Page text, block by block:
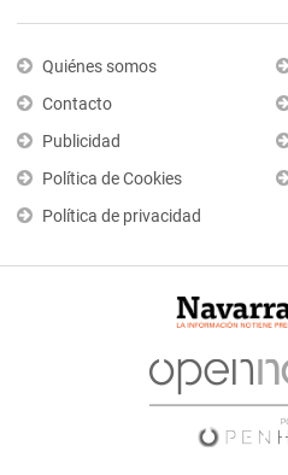
Quiénes somos
Contacto
Publicidad
Política de Cookies
Política de privacidad